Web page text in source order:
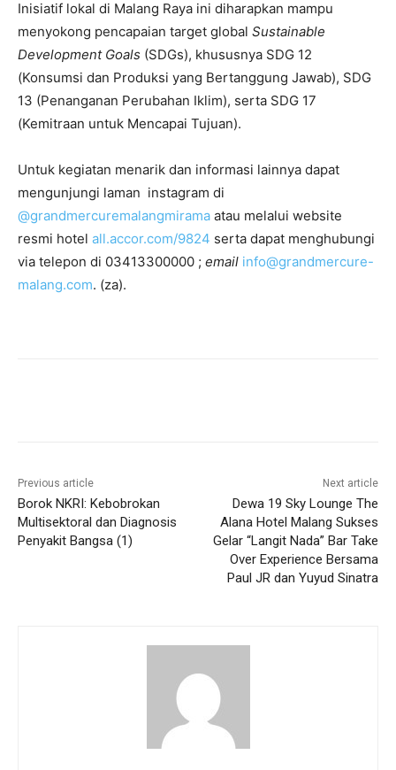
Inisiatif lokal di Malang Raya ini diharapkan mampu
menyokong pencapaian target global Sustainable
Development Goals (SDGs), khususnya SDG 12
(Konsumsi dan Produksi yang Bertanggung Jawab), SDG
13 (Penanganan Perubahan Iklim), serta SDG 17
(Kemitraan untuk Mencapai Tujuan).
Untuk kegiatan menarik dan informasi lainnya dapat
mengunjungi laman instagram di
@grandmercuremalangmirama atau melalui website
resmi hotel all.accor.com/9824 serta dapat menghubungi
via telepon di 03413300000 ; email info@grandmercure-
malang.com. (za).
Previous article
Borok NKRI: Kebobrokan
Multisektoral dan Diagnosis
Penyakit Bangsa (1)
Next article
Dewa 19 Sky Lounge The
Alana Hotel Malang Sukses
Gelar “Langit Nada” Bar Take
Over Experience Bersama
Paul JR dan Yuyud Sinatra